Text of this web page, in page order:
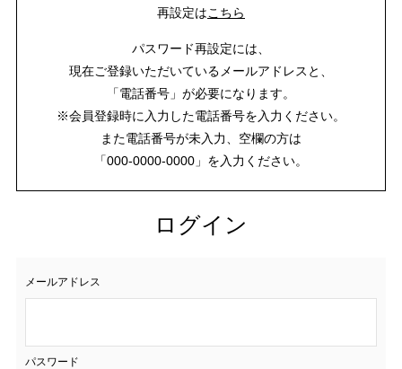
再設定はこちら
パスワード再設定には、
現在ご登録いただいているメールアドレスと、
「電話番号」が必要になります。
※会員登録時に入力した電話番号を入力ください。
また電話番号が未入力、空欄の方は
「000-0000-0000」を入力ください。
ログイン
メールアドレス
パスワード